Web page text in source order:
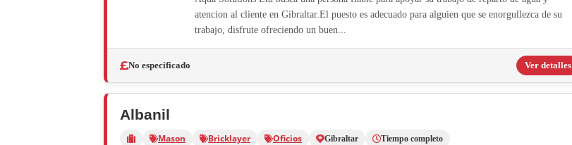
atencion al cliente en Gibraltar.El puesto es adecuado para alguien que se enorgullezca de su
trabajo, disfrute ofreciendo un buen...
No especificado Ver detalles
Albanil
Mason Bricklayer Oficios Gibraltar Tiempo completo